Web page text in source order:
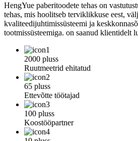
HengYue paberitoodete tehas on
tehas, mis hoolitseb terviklikkuse eest,
kvaliteedijuhtimissüsteemi ja
tootmissüsteemiga. on saanud klientidelt
2000 pluss
Ruutmeetrid ehitatud
65 pluss
Ettevõtte töötajad
100 pluss
Koostööpartner